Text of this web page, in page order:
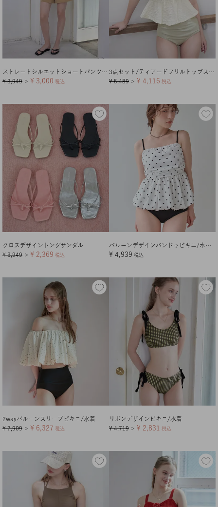
ストレートシルエットショートパンツ/水着
¥ 3,949 ＞ ¥ 3,000 税込
3点セット/ティアードフリルトップス付ビキニ/水着
¥ 5,489 ＞ ¥ 4,116 税込
クロスデザイントングサンダル
¥ 3,949 ＞ ¥ 2,369 税込
バルーンデザインバンドゥビキニ/水着【メール便可／100】
¥ 4,939 税込
2wayバルーンスリーブビキニ/水着
¥ 7,909 ＞ ¥ 6,327 税込
リボンデザインビキニ/水着
¥ 4,719 ＞ ¥ 2,831 税込